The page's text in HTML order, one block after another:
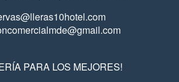
PARA LOS MEJORES!